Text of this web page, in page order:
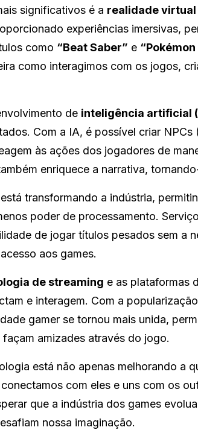
significativos é a realidade virtual
experiências imersivas,
como “Beat Saber” e “Pokémon
como interagimos com os jogos,
de inteligência artificial
Com a IA, é possível criar
às ações dos jogadores de
enriquece a narrativa,
transformando a indústria,
poder de processamento.
de jogar títulos pesados sem a
aos games.
de streaming e as plataformas
e interagem. Com a
gamer se tornou mais unida,
amizades através do jogo.
está não apenas melhorando a
com eles e uns com os
que a indústria dos games
nossa imaginação.